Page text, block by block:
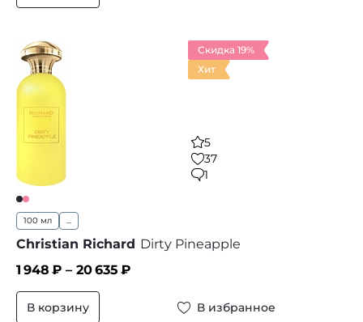
Скидка 19%
Хит
5
37
1
100 мл ...
Christian Richard Dirty Pineapple
1 948 ₽ – 20 635 ₽
В корзину В избранное